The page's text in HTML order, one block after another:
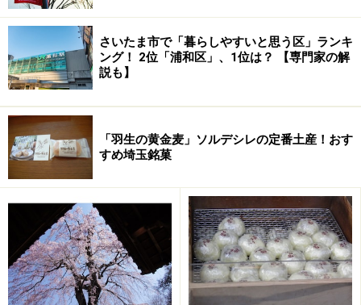
南越谷阿波踊りを知らせるJR武蔵野線南越谷駅の壁面
さいたま市で「暮らしやすいと思う区」ランキ
ング！ 2位「浦和区」、1位は？ 【専門家の解
説も】
「羽生の黄金麦」ソルデシレの定番土産！おす
すめ埼玉銘菓